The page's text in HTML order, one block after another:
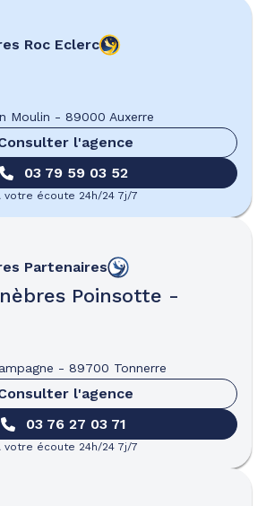
Roc Eclerc
Moulin - 89000 Auxerre
l'agence
03 79 59 03 52
votre écoute 24h/24 7j/7
Partenaires
Poinsotte -
- 89700 Tonnerre
l'agence
03 76 27 03 71
votre écoute 24h/24 7j/7